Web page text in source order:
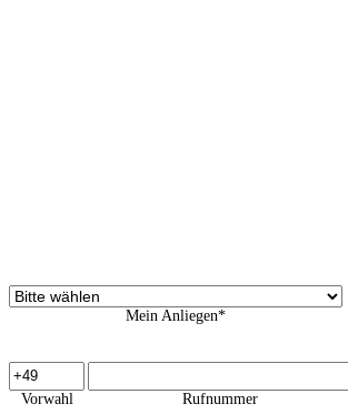
Mein Anliegen*
Vorwahl Rufnummer